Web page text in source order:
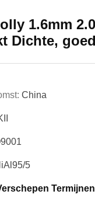
1.6mm
Dichte,
China
5
Termijnen